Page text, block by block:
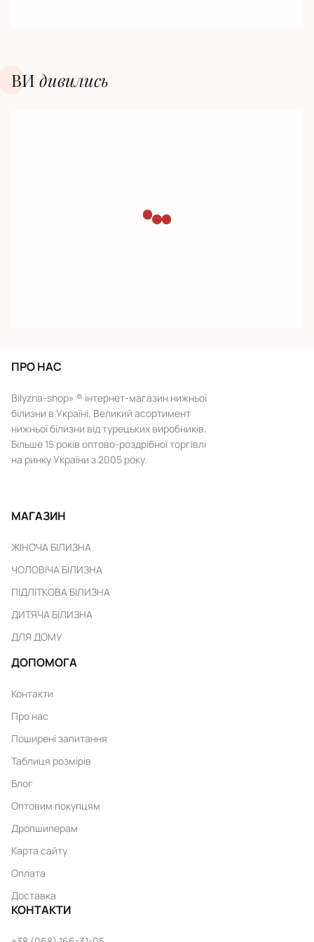
ВИ дивилиcь
ПРО НАС
Bilyzna-shop» ® інтернет-магазин нижньої
білизни в Україні. Великий асортимент
нижньої білизни від турецьких виробників.
Більше 15 років оптово-роздрібної торгівлі
на ринку України з 2005 року.
МАГАЗИН
ЖІНОЧА БІЛИЗНА
ЧОЛОВІЧА БІЛИЗНА
ПІДЛІТКОВА БІЛИЗНА
ДИТЯЧА БІЛИЗНА
ДЛЯ ДОМУ
ДОПОМОГА
Контакти
Про нас
Поширені запитання
Таблиця розмірів
Блог
Оптовим покупцям
Дропшиперам
Карта сайту
Оплата
Доставка
КОНТАКТИ